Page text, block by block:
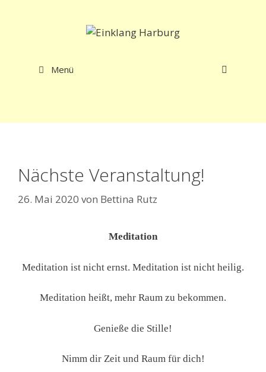
Menü
Nächste Veranstaltung!
26. Mai 2020 von Bettina Rutz
Meditation
Meditation ist nicht ernst. Meditation ist nicht heilig.
Meditation heißt, mehr Raum zu bekommen.
Genieße die Stille!
Nimm dir Zeit und Raum für dich!